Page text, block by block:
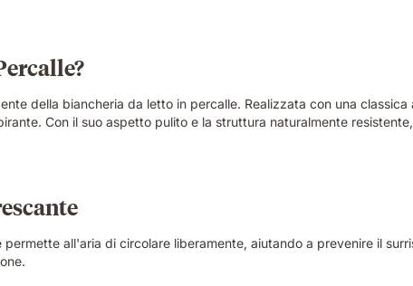
della biancheria da letto in percalle. Realizzata con una
Con il suo aspetto pulito e la struttura naturalmente
all'aria di circolare liberamente, aiutando a prevenire il